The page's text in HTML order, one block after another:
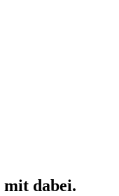
mit dabei.